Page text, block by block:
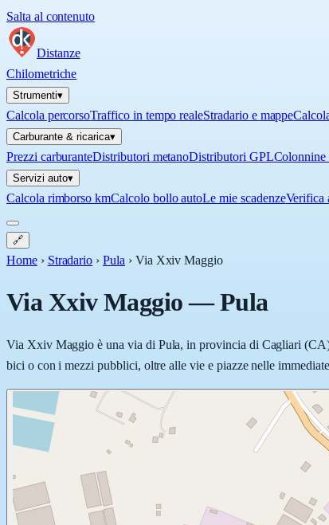
Salta al contenuto
Distanze
Chilometriche
Strumenti▾
Calcola percorsoTraffico in tempo realeStradario e mappe
Carburante & ricarica▾
Prezzi carburanteDistributori metanoDistributori GPLColonnine
Servizi auto▾
Calcola rimborso kmCalcolo bollo autoLe mie scadenzeVerifica
🔗
Home › Stradario › Pula › Via Xxiv Maggio
Via Xxiv Maggio—Pula
Via Xxiv Maggio è una via di Pula, in provincia di Cagliari
bici o con i mezzi pubblici, oltre alle vie e piazze nelle